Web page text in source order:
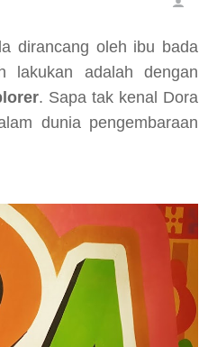
dirancang oleh ibu bada
lakukan adalah dengan
. Sapa tak kenal Dora
dunia pengembaraan